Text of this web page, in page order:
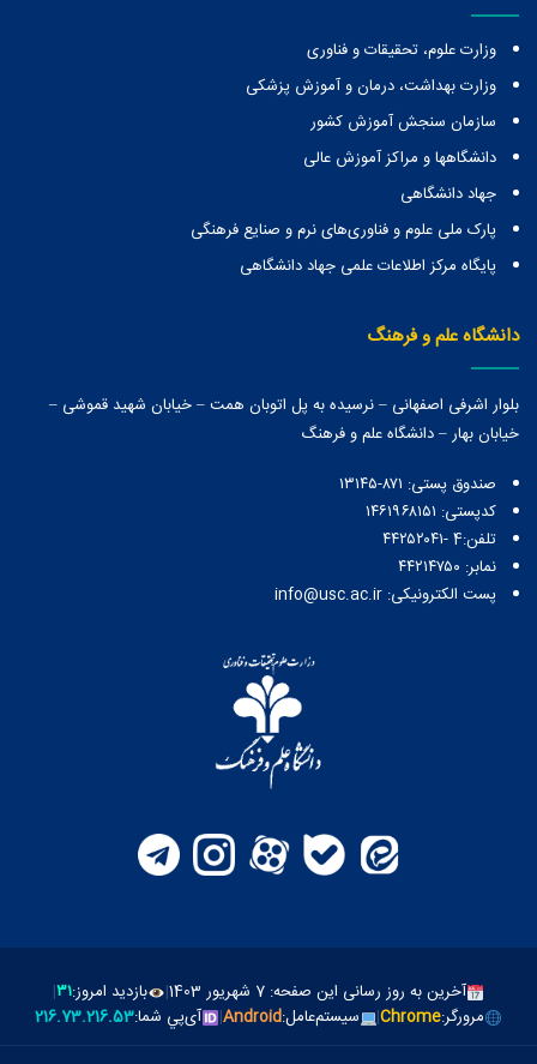
وزارت علوم، تحقیقات و فناوری
وزارت بهداشت، درمان و آموزش پزشکی
سازمان سنجش آموزش کشور
دانشگاهها و مراكز آموزش عالی
جهاد دانشگاهی
پارک ملی علوم و فناوری‌های نرم و صنایع فرهنگی
پایگاه مرکز اطلاعات علمی جهاد دانشگاهی
دانشگاه علم و فرهنگ
بلوار اشرفی اصفهانی – نرسیده به پل اتوبان همت – خیابان شهید قموشی –
خیابان بهار – دانشگاه علم و فرهنگ
صندوق پستی:‌ ۸۷۱-۱۳۱۴۵
کدپستی: ۱۴۶۱۹۶۸۱۵۱
تلفن:4 -۴۴۲۵۲۰۴۱
نمابر: ۴۴۲۱۴۷۵۰
پست الکترونیکی: info@usc.ac.ir
آخرین به روز رسانی این صفحه: 7 شهریور 1403 | بازدید امروز:۳۱|
مرورگر:Chrome
| سیستم‌عامل:Android
| آی‌پي شما:216.73.216.53